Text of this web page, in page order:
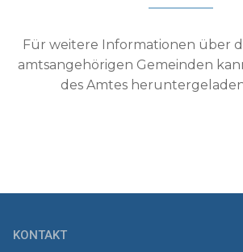
Für weitere Informationen über
amtsangehörigen Gemeinden
des Amtes
KONTAKT